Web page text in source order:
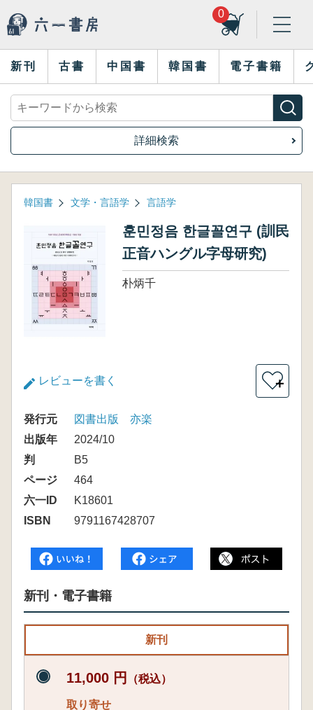
0
新刊 古書 中国書 韓国書 電子書籍
詳細検索
韓国書 文学・言語学 言語学
훈민정음 한글꼴연구 (訓民
正音ハングル字母研究)
朴炳千
レビューを書く ＋
発行元
図書出版 亦楽
出版年
2024/10
判
B5
ページ
464
六一ID
K18601
ISBN
9791167428707
新刊・電子書籍
新刊
11,000 円 （税込）
取り寄せ